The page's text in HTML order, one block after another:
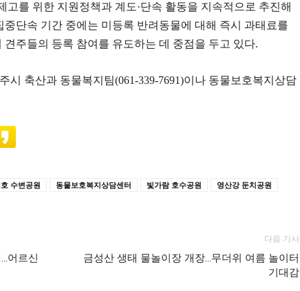
를 위한 지원정책과 계도·단속 활동을 지속적으로 추진해
단속 기간 중에는 미등록 반려동물에 대해 즉시 과태료를
주들의 등록 참여를 유도하는 데 중점을 두고 있다.
시 축산과 동물복지팀(061-339-7691)이나 동물보호복지상담
수변공원 동물보호복지상담센터 빛가람 호수공원
영산강 둔치공원
어르신
다음 기사
금성산 생태 물놀이장 개장…무더위 여름 놀이터
기대감